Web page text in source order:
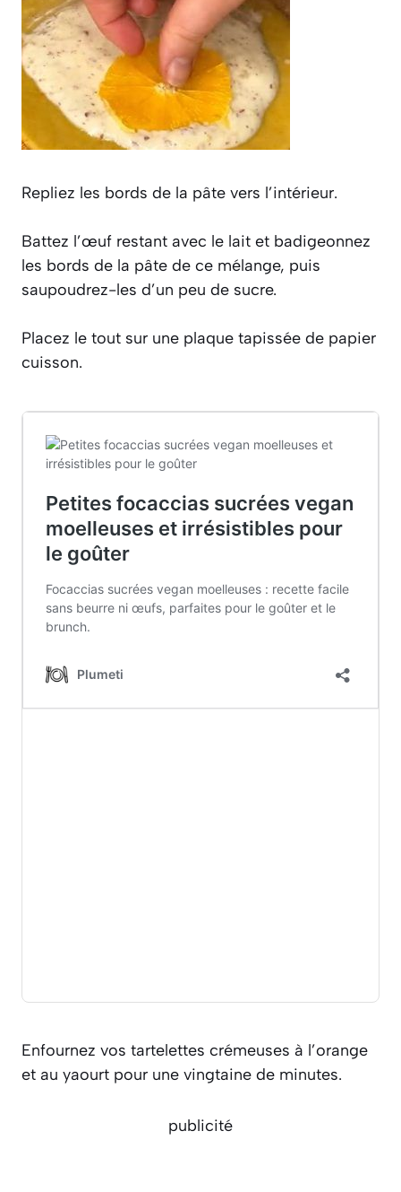
Repliez les bords de la pâte vers l’intérieur.
Battez l’œuf restant avec le lait et badigeonnez
les bords de la pâte de ce mélange, puis
saupoudrez-les d’un peu de sucre.
Placez le tout sur une plaque tapissée de papier
cuisson.
Enfournez vos tartelettes crémeuses à l’orange
et au yaourt pour une vingtaine de minutes.
publicité